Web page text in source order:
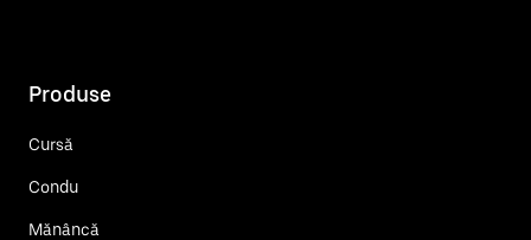
Produse
Cursă
Condu
Mănâncă